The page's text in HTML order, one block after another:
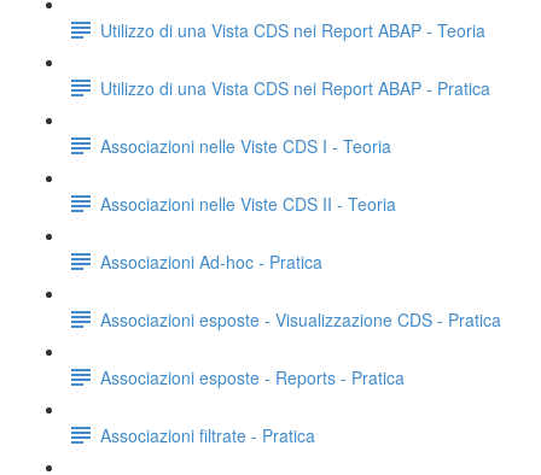
Utilizzo di una Vista CDS nei Report ABAP - Teoria
Utilizzo di una Vista CDS nei Report ABAP - Pratica
Associazioni nelle Viste CDS I - Teoria
Associazioni nelle Viste CDS II - Teoria
Associazioni Ad-hoc - Pratica
Associazioni esposte - Visualizzazione CDS - Pratica
Associazioni esposte - Reports - Pratica
Associazioni filtrate - Pratica